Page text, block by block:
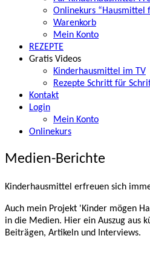
Onlinekurs “Hausmittel
Warenkorb
Mein Konto
REZEPTE
Gratis Videos
Kinderhausmittel im TV
Rezepte Schritt für
Kontakt
Login
Mein Konto
Onlinekurs
Medien-Berichte
Kinderhausmittel erfreuen sich
Auch mein Projekt 'Kinder mögen
in die Medien. Hier ein Auszug aus
Beiträgen, Artikeln und Interviews.